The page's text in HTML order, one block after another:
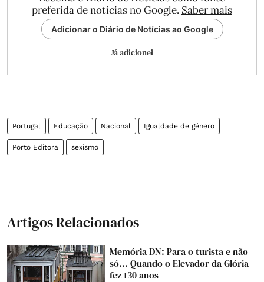
preferida de notícias no Google. Saber mais
Adicionar o Diário de Notícias ao Google
Já adicionei
Portugal Educação Nacional Igualdade de género
Porto Editora sexismo
Artigos Relacionados
Memória DN: Para o turista e não
só... Quando o Elevador da Glória
fez 130 anos